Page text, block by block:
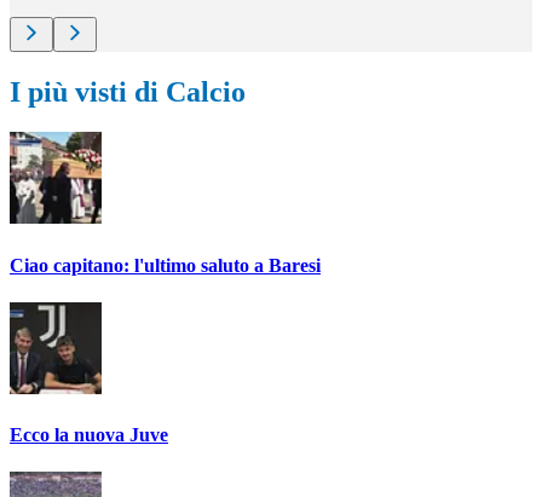
I più visti di Calcio
Ciao capitano: l'ultimo saluto a Baresi
Ecco la nuova Juve